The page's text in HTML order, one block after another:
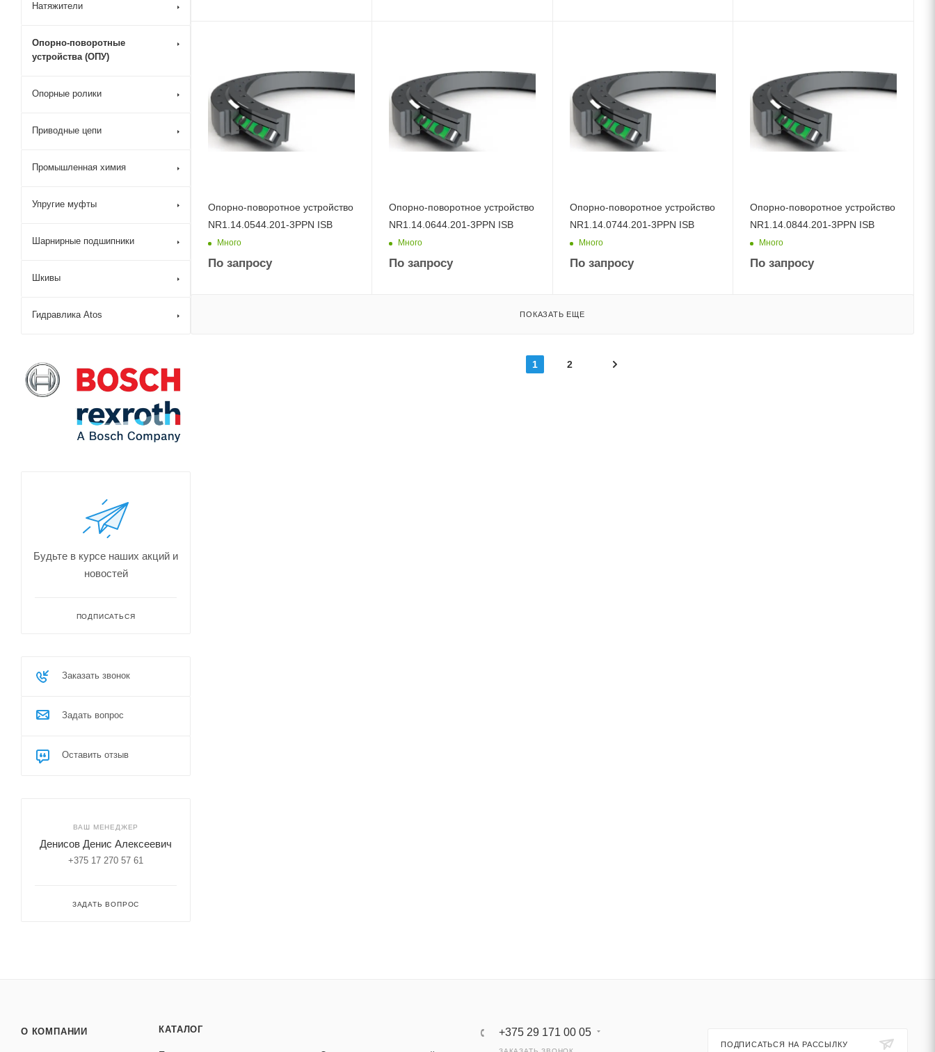
Опорно-поворотное устройство
NR1.14.0544.201-3PPN ISB
Много
По запросу
Опорно-поворотное устройство
NR1.14.0644.201-3PPN ISB
Много
По запросу
Опорно-поворотное устройство
NR1.14.0744.201-3PPN ISB
Много
По запросу
Опорно-поворотное устройство
NR1.14.0844.201-3PPN ISB
Много
По запросу
ПОКАЗАТЬ ЕЩЕ
1 2
Натяжители
Опорно-поворотные
устройства (ОПУ)
Опорные ролики
Приводные цепи
Промышленная химия
Упругие муфты
Шарнирные подшипники
Шкивы
Гидравлика Atos
Будьте в курсе наших акций и
новостей
ПОДПИСАТЬСЯ
Заказать звонок
Задать вопрос
Оставить отзыв
ВАШ МЕНЕДЖЕР
Денисов Денис Алексеевич
+375 17 270 57 61
ЗАДАТЬ ВОПРОС
О КОМПАНИИ КАТАЛОГ +375 29 171 00 05
ПОДПИСАТЬСЯ НА РАССЫЛКУ